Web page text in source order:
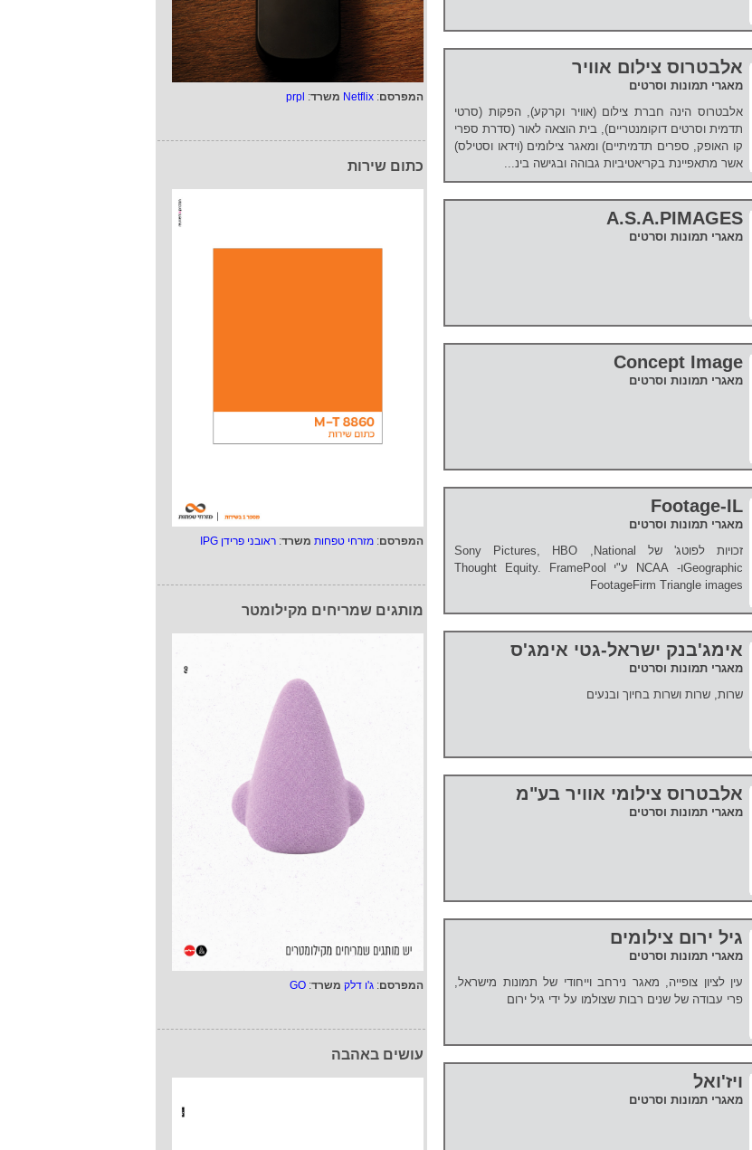
המפרסם:
Netflix משרד:
prpl
כתום שירות
המפרסם: מזרחי טפחות משרד: ראובני פרידן IPG
מותגים שמריחים מקילומטר
המפרסם: ג'ו דלק משרד:
GO
עושים באהבה
אלבטרוס צילום אוויר
מאגרי תמונות וסרטים
אלבטרוס הינה חברת צילום (אוויר וקרקע), הפקות (סרטי
תדמית וסרטים דוקומנטריים), בית הוצאה לאור (סדרת ספרי
קו האופק, ספרים תדמיתיים) ומאגר צילומים (וידאו וסטילס)
אשר מתאפיינת בקריאטיביות גבוהה ובגישה בינ...
A.S.A.PIMAGES
מאגרי תמונות וסרטים
Concept Image
מאגרי תמונות וסרטים
Footage-IL
מאגרי תמונות וסרטים
זכויות לפוטג' של Sony Pictures, HBO ,National
Geographicו- NCAA ע"י Thought Equity. FramePool
FootageFirm Triangle images
אימג'בנק ישראל-גטי אימג'ס
מאגרי תמונות וסרטים
שרות, שרות ושרות בחיוך ובנעים
אלבטרוס צילומי אוויר בע"מ
מאגרי תמונות וסרטים
גיל ירום צילומים
מאגרי תמונות וסרטים
עין לציון צופייה, מאגר נירחב וייחודי של תמונות מישראל,
פרי עבודה של שנים רבות שצולמו על ידי גיל ירום
ויז'ואל
מאגרי תמונות וסרטים